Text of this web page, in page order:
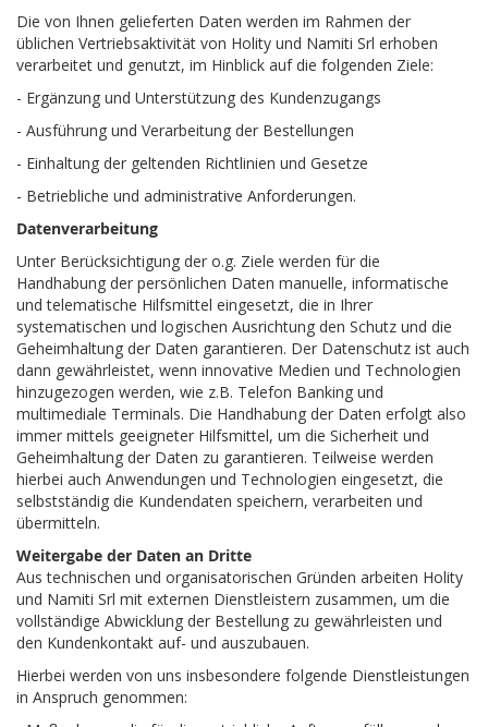
Die von Ihnen gelieferten Daten werden im Rahmen der
üblichen Vertriebsaktivität von Holity und Namiti Srl erhoben
verarbeitet und genutzt, im Hinblick auf die folgenden Ziele:
- Ergänzung und Unterstützung des Kundenzugangs
- Ausführung und Verarbeitung der Bestellungen
- Einhaltung der geltenden Richtlinien und Gesetze
- Betriebliche und administrative Anforderungen.
Datenverarbeitung
Unter Berücksichtigung der o.g. Ziele werden für die
Handhabung der persönlichen Daten manuelle, informatische
und telematische Hilfsmittel eingesetzt, die in Ihrer
systematischen und logischen Ausrichtung den Schutz und die
Geheimhaltung der Daten garantieren. Der Datenschutz ist auch
dann gewährleistet, wenn innovative Medien und Technologien
hinzugezogen werden, wie z.B. Telefon Banking und
multimediale Terminals. Die Handhabung der Daten erfolgt also
immer mittels geeigneter Hilfsmittel, um die Sicherheit und
Geheimhaltung der Daten zu garantieren. Teilweise werden
hierbei auch Anwendungen und Technologien eingesetzt, die
selbstständig die Kundendaten speichern, verarbeiten und
übermitteln.
Weitergabe der Daten an Dritte
Aus technischen und organisatorischen Gründen arbeiten Holity
und Namiti Srl mit externen Dienstleistern zusammen, um die
vollständige Abwicklung der Bestellung zu gewährleisten und
den Kundenkontakt auf- und auszubauen.
Hierbei werden von uns insbesondere folgende Dienstleistungen
in Anspruch genommen: